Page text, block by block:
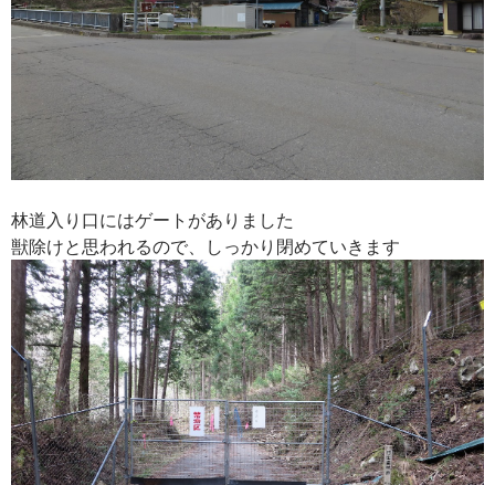
林道入り口にはゲートがありました
獣除けと思われるので、しっかり閉めていきます